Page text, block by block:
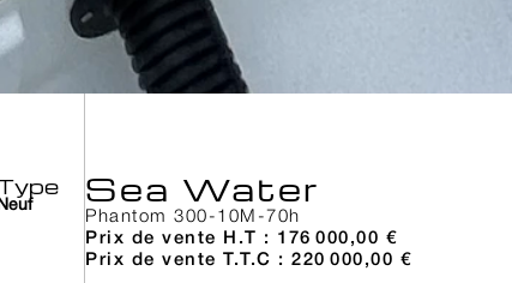
Neuf Sea Water
Phantom 300 - 10M - 70h
Prix de vente H.T : 176 000,00 €
Prix de vente T.T.C : 220 000,00 €